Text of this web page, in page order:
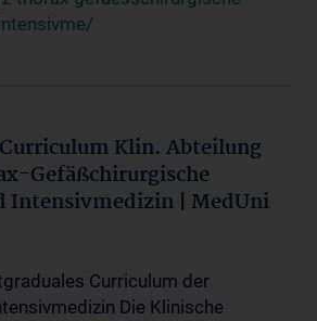
Klin. Abteilung
Gefäßchirurgische
Intensivmedizin | MedUni
Curriculum der
Die Klinische